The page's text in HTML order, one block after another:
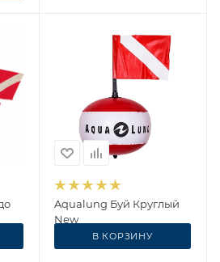
Aqualung Буй Круглый
New
₽
В КОРЗИНУ